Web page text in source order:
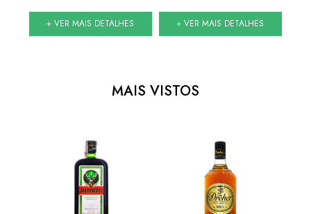
+ VER MAIS DETALHES + VER MAIS DETALHES
MAIS VISTOS